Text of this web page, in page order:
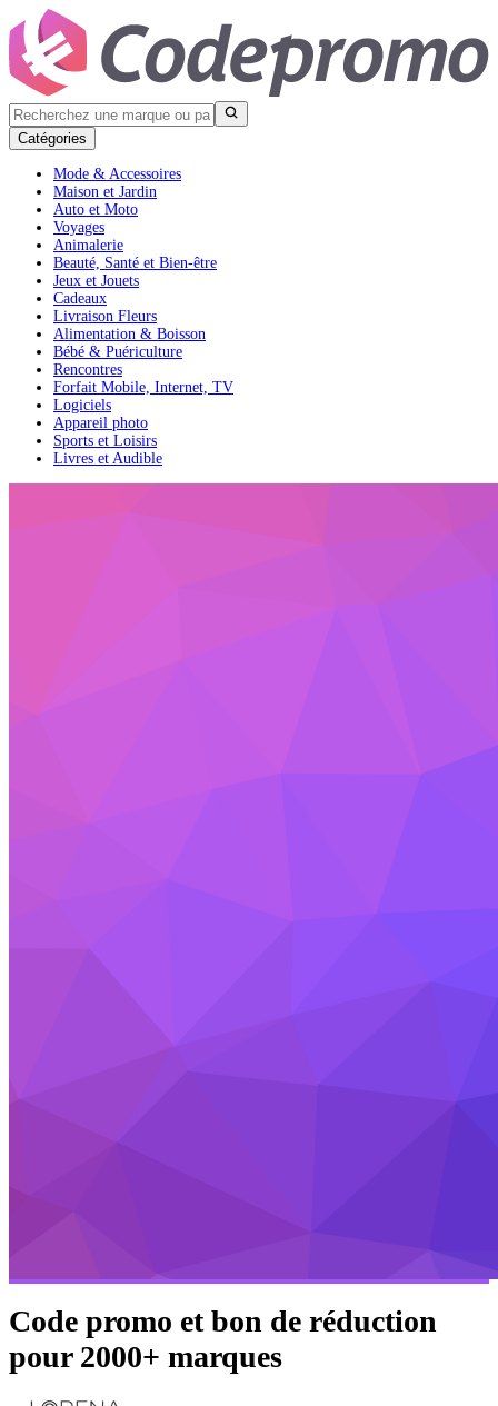
Catégories
Mode & Accessoires
Maison et Jardin
Auto et Moto
Voyages
Animalerie
Beauté, Santé et Bien-être
Jeux et Jouets
Cadeaux
Livraison Fleurs
Alimentation & Boisson
Bébé & Puériculture
Rencontres
Forfait Mobile, Internet, TV
Logiciels
Appareil photo
Sports et Loisirs
Livres et Audible
Code promo et bon de réduction
pour 2000+ marques